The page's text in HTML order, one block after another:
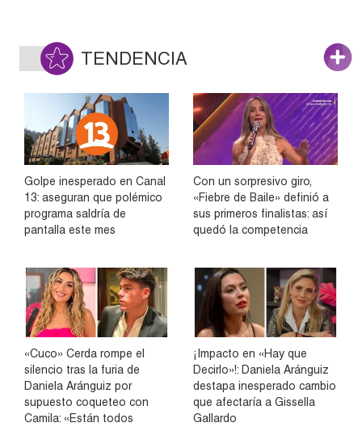
TENDENCIA
Golpe inesperado en Canal
13: aseguran que polémico
programa saldría de
pantalla este mes
Con un sorpresivo giro,
«Fiebre de Baile» definió a
sus primeros finalistas: así
quedó la competencia
«Cuco» Cerda rompe el
silencio tras la furia de
Daniela Aránguiz por
supuesto coqueteo con
Camila: «Están todos
¡Impacto en «Hay que
Decirlo»!: Daniela Aránguiz
destapa inesperado cambio
que afectaría a Gissella
Gallardo